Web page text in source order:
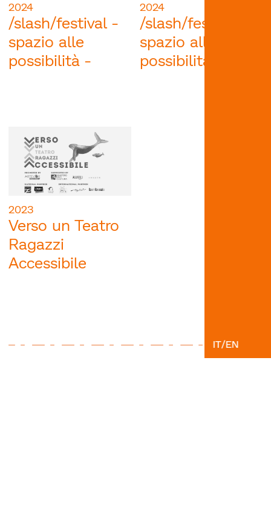
IT/EN
2024
/slash/festival -
spazio alle
possibilità -
2024
/slash/festival -
spazio alle
possibilità -
2023
Verso un Teatro
Ragazzi
Accessibile